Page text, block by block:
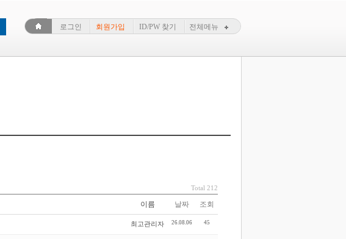
로그인 회원가입 ID/PW 찾기 전체메뉴
Total 212
이름 날짜 조회
최고관리자 26.08.06 45